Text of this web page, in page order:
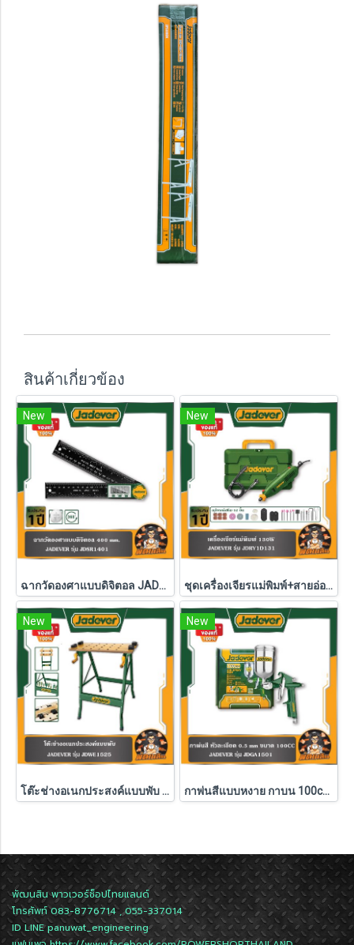
สินค้าเกี่ยวข้อง
New
ฉากวัดองศาแบบดิจิตอล JADEVER รุ่น JDSR1401
New
ชุดเครื่องเจียรแม่พิมพ์+สายอ่อน 130W JADEVER รุ่น JDRY1D131
New
โต๊ะช่างอเนกประสงค์แบบพับ JADEVER รุ่น JDWE1525
New
กาพ่นสีแบบหงาย กาบน 100cc JADEVER รุ่น JDGA1501
พัฒนสิน พาวเวอร์ช็อปไทยแลนด์
โทรศัพท์ 083-8776714 , 055-337014
ID LINEpanuwat_engineering